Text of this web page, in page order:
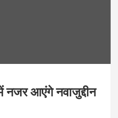
नजर आएंगे नवाजुद्दीन